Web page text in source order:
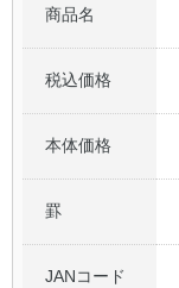
商品名
税込価格
本体価格
罫
JANコード